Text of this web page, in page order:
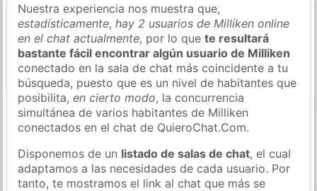
Nuestra experiencia nos muestra que,
estadísticamente,hay 2 usuarios de Milliken online
en el chat actualmente, por lo quete resultará
bastante fácil encontrar algún usuario de Milliken
conectado en la sala de chat más coincidente a tu
búsqueda, puesto que es un nivel de habitantes que
posibilita,en cierto modo, la concurrencia
simultánea de varios habitantes de Milliken
conectados en el chat de QuieroChat.Com.
Disponemos de un listado de salas de chat, el cual
adaptamos a las necesidades de cada usuario. Por
tanto, te mostramos el link al chat que más se